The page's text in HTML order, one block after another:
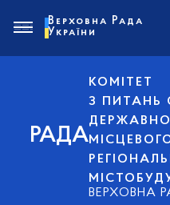
РАДА
КОМІТЕТ
З ПИТАНЬ
ВЕРХОВНА
Верховна Рада
України